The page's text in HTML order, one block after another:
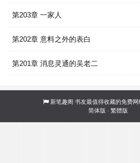
第203章 一家人
第202章 意料之外的表白
第201章 消息灵通的吴老二
新笔趣阁 书友最值得收藏的免费网
简体版 · 繁體版